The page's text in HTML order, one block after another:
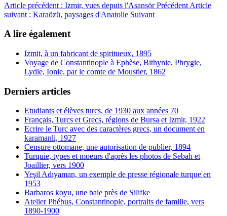
Article précédent : Izmir, vues depuis l'AsansörPrécédent Article
suivant : Karaözü, paysages d'Anatolie Suivant
A lire également
Izmit, à un fabricant de spiritueux, 1895
Voyage de Constantinople à Ephèse, Bithynie, Phrygie,
Lydie, Ionie, par le comte de Moustier, 1862
Derniers articles
Etudiants et élèves turcs, de 1930 aux années 70
Français, Turcs et Grecs, régions de Bursa et Izmir, 1922
Ecrire le Turc avec des caractères grecs, un document en
karamanli, 1927
Censure ottomane, une autorisation de publier, 1894
Turquie, types et moeurs d'après les photos de Sebah et
Joaillier, vers 1900
Yeşil Adıyaman, un exemple de presse régionale turque en
1953
Barbaros koyu, une baie près de Silifke
Atelier Phébus, Constantinople, portraits de famille, vers
1890-1900